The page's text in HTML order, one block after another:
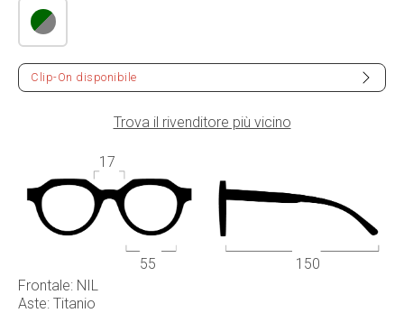
Frontale: NIL
Aste: Titanio
Clip-On disponibile
Trova il rivenditore più vicino
55
17
150